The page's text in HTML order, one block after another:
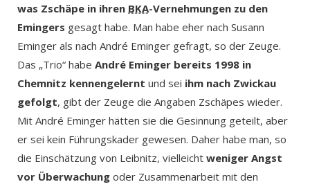
was Zschäpe in ihren BKA-Vernehmungen zu den
Emingers gesagt habe. Man habe eher nach Susann
Eminger als nach André Eminger gefragt, so der Zeuge.
Das „Trio“ habe André Eminger bereits 1998 in
Chemnitz kennengelernt und sei ihm nach Zwickau
gefolgt, gibt der Zeuge die Angaben Zschäpes wieder.
Mit André Eminger hätten sie die Gesinnung geteilt, aber
er sei kein Führungskader gewesen. Daher habe man, so
die Einschätzung von Leibnitz, vielleicht weniger Angst
vor Überwachung oder Zusammenarbeit mit den